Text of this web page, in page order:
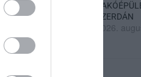
SZERDÁN
2026.